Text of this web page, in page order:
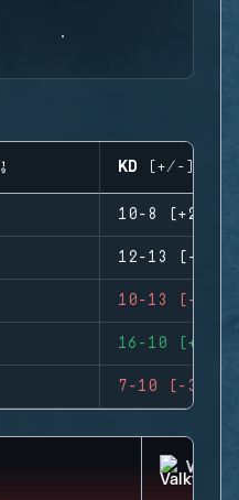
KD (+/-)
10-8 (+2)
12-13 (-1)
10-13 (-3)
16-10 (+6)
7-10 (-3)